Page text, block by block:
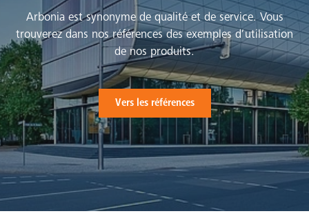
Arbonia est synonyme de qualité et de service. Vous
trouverez dans nos références des exemples d’utilisation
de nos produits.
Vers les références